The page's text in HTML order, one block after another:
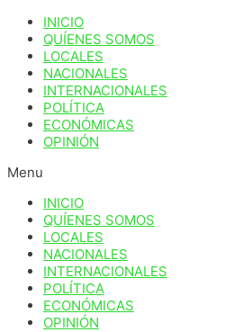
contenido
INICIO
QUÍENES SOMOS
LOCALES
NACIONALES
INTERNACIONALES
POLÍTICA
ECONÓMICAS
OPINIÓN
Menu
INICIO
QUÍENES SOMOS
LOCALES
NACIONALES
INTERNACIONALES
POLÍTICA
ECONÓMICAS
OPINIÓN